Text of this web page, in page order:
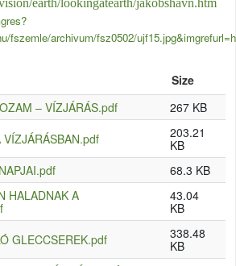
earth/lookingatearth/jakobshavn.htm
fszemle/archivum/fsz0502/
Size
– VÍZJÁRÁS.pdf
267 KB
203.21
KB
68.3 KB
HALADNAK A
43.04
KB
GLECCSEREK.pdf
338.48
KB